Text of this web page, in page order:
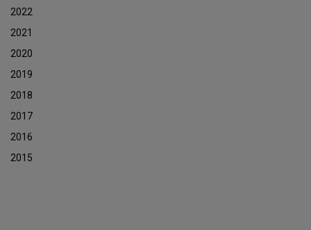
2022
2021
2020
2019
2018
2017
2016
2015